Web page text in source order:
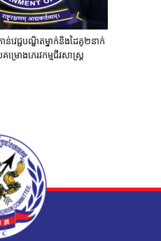
ន់វេជ្ជបណ្ឌិតម្នាក់និងដៃគូ២នាក់
រោងភេរវកម្មជីវសាស្ត្រ